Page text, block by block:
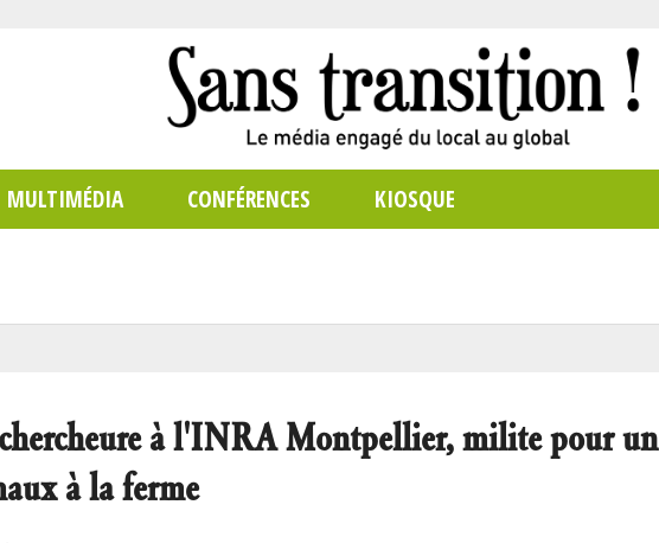
MULTIMÉDIA CONFÉRENCES KIOSQUE
chercheure à l'INRA Montpellier, milite pour un
à la ferme